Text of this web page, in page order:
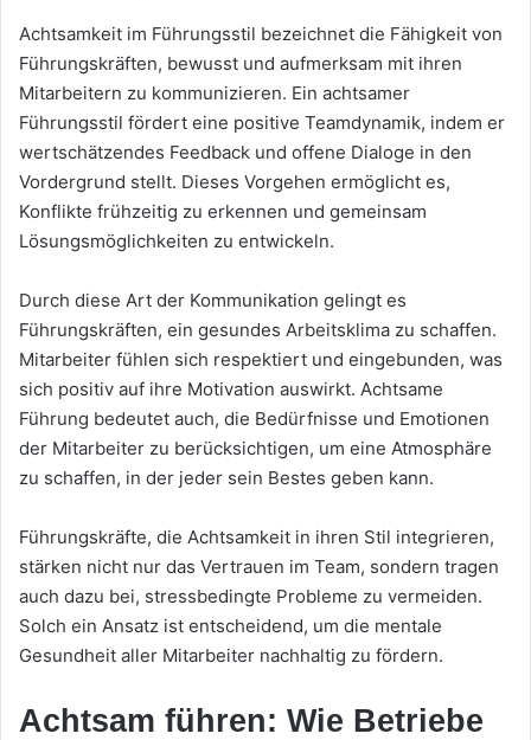
Achtsamkeit im Führungsstil bezeichnet die Fähigkeit von
Führungskräften, bewusst und aufmerksam mit ihren
Mitarbeitern zu kommunizieren. Ein achtsamer
Führungsstil fördert eine positive Teamdynamik, indem er
wertschätzendes Feedback und offene Dialoge in den
Vordergrund stellt. Dieses Vorgehen ermöglicht es,
Konflikte frühzeitig zu erkennen und gemeinsam
Lösungsmöglichkeiten zu entwickeln.
Durch diese Art der Kommunikation gelingt es
Führungskräften, ein gesundes Arbeitsklima zu schaffen.
Mitarbeiter fühlen sich respektiert und eingebunden, was
sich positiv auf ihre Motivation auswirkt. Achtsame
Führung bedeutet auch, die Bedürfnisse und Emotionen
der Mitarbeiter zu berücksichtigen, um eine Atmosphäre
zu schaffen, in der jeder sein Bestes geben kann.
Führungskräfte, die Achtsamkeit in ihren Stil integrieren,
stärken nicht nur das Vertrauen im Team, sondern tragen
auch dazu bei, stressbedingte Probleme zu vermeiden.
Solch ein Ansatz ist entscheidend, um die mentale
Gesundheit aller Mitarbeiter nachhaltig zu fördern.
Achtsam führen: Wie Betriebe